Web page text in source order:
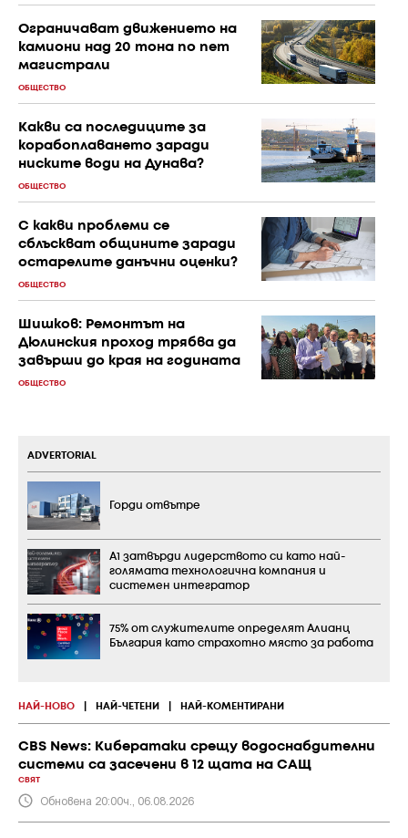
Ограничават движението на
камиони над 20 тона по пет
магистрали
ОБЩЕСТВО
Какви са последиците за
корабоплаването заради
ниските води на Дунава?
ОБЩЕСТВО
С к акви проблеми се
сблъскват общините заради
остарелите данъчни оценки?
ОБЩЕСТВО
Шишков: Ремонтът на
Дюлинския проход трябва да
завърши до края на годината
ОБЩЕСТВО
НАЙ-НОВО НАЙ-ЧЕТЕНИ НАЙ-КОМЕНТИРАНИ
CBS News: Кибератаки срещу водоснабдителни
системи са засечени в 12 щата на САЩ
СВЯТ
Обновена 20:00ч., 06.08.2026
ADVERTORIAL
Горди отвътре
А1 затвърди лидерството си като най-
голямата технологична компания и
системен интегратор
75% от служителите определят Алианц
България като страхотно място за работа